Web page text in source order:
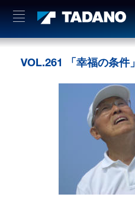
VOL.261 「幸福の条件」